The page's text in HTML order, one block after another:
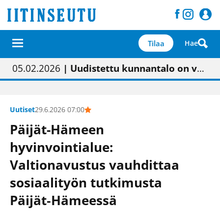
Tilaa Hae
01.02.2026 | Painon vaihtumisen pitäisi näkyä hieman parempana painojäljen laatuna lehdessä
05.02.2026 | Uudistettu kunnantalo on valoisa
23.04.2026 | “Olemme käynnistämässä uudelleen keskustavisiotyön”
09.05.2026| "Maalla on totuttu elämään omavaraisemmin kuin kaupungissa"
Uutiset29.6.2026 07:00
Päijät-Hämeen
hyvinvointialue:
Valtionavustus vauhdittaa
sosiaalityön tutkimusta
Päijät‑Hämeessä